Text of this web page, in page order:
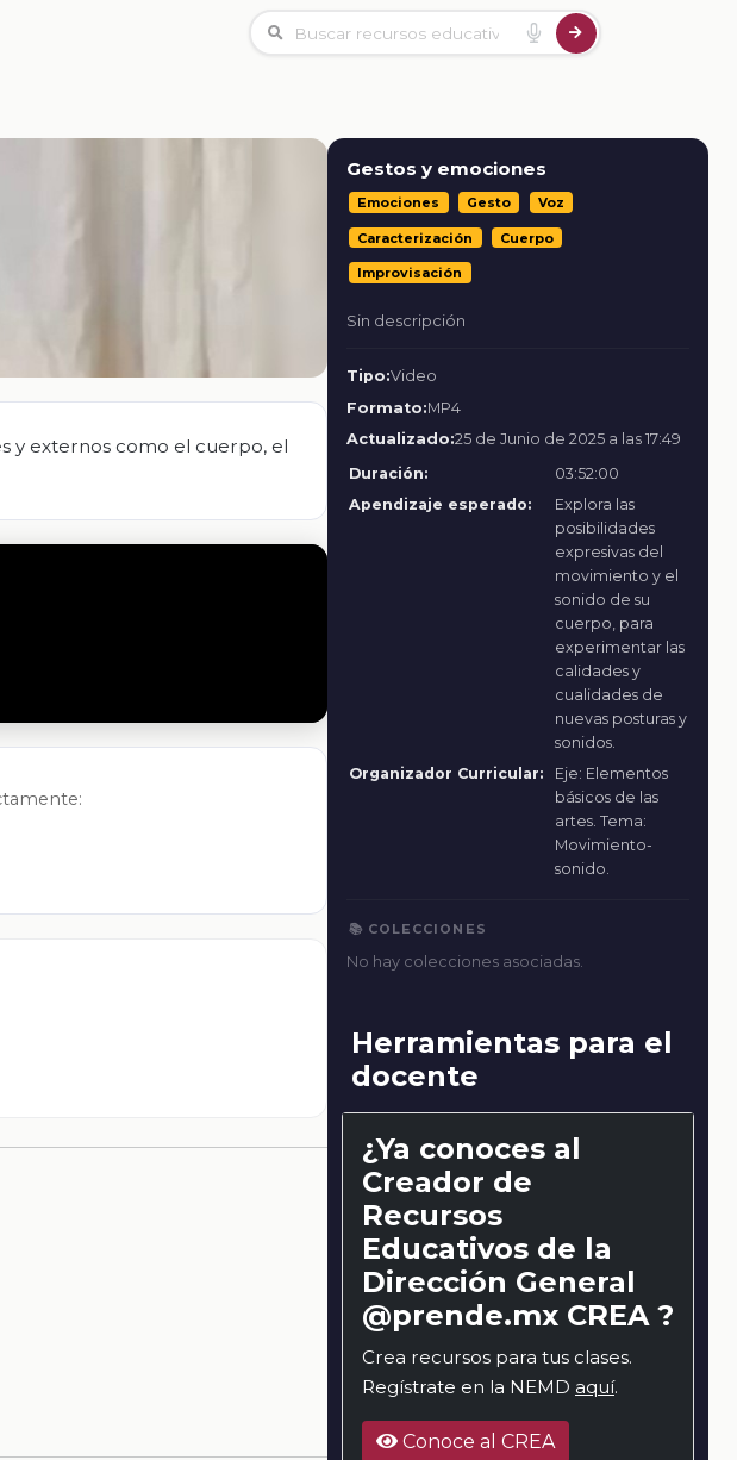
y externos como el cuerpo, el
Gestos y emociones
Emociones Gesto Voz
Caracterización Cuerpo
Improvisación
Sin descripción
Tipo:Video
Formato:MP4
Actualizado:25 de Junio de 2025 a las 17:49
Duración:
03:52:00
Apendizaje esperado:
Explora las
posibilidades
expresivas del
movimiento y el
sonido de su
cuerpo, para
experimentar las
calidades y
cualidades de
nuevas posturas y
sonidos.
Organizador Curricular:
Eje: Elementos
básicos de las
artes. Tema:
Movimiento-
sonido.
📚 COLECCIONES
No hay colecciones asociadas.
Herramientas para el
docente
¿Ya conoces al
Creador de
Recursos
Educativos de la
Dirección General
@prende.mx CREA ?
Crea recursos para tus clases.
Regístrate en la NEMD aquí.
Conoce al CREA